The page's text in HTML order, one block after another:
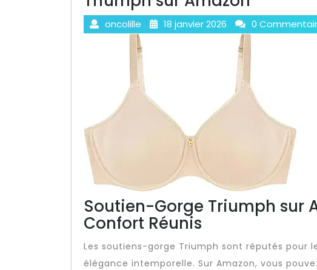
oncolille 18 janvier 2026 0
Soutien-Gorge Triumph sur
Confort Réunis
Les soutiens-gorge Triumph sont réputés pour
élégance intemporelle. Sur Amazon, vous